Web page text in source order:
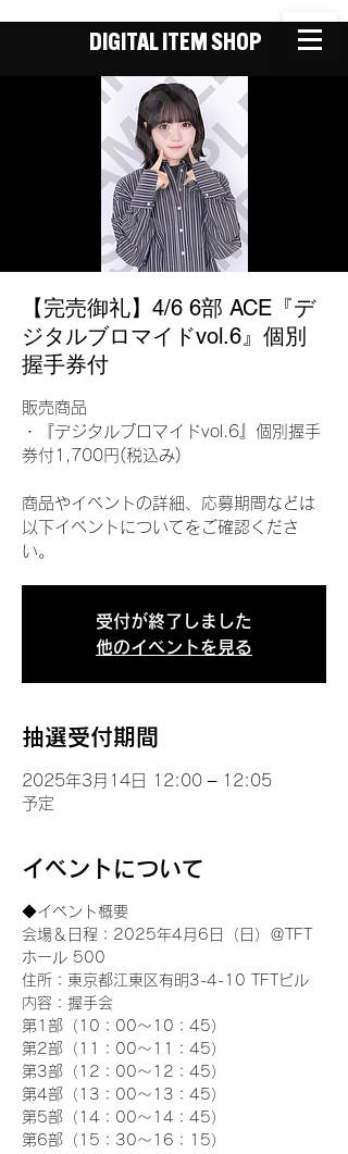
DIGITAL ITEM SHOP
【完売御礼】4/6 6部 ACE『デ
ジタルブロマイドvol.6』個別
握手券付
販売商品
・『デジタルブロマイドvol.6』個別握手
券付1,700円(税込み)
商品やイベントの詳細、応募期間などは
以下イベントについてをご確認くださ
い。
受付が終了しました
他のイベントを見る
抽選受付期間
2025年3月14日 12:00 – 12:05
予定
イベントについて
◆イベント概要
会場＆日程：2025年4月6日（日）＠TFT
ホール 500
住所：東京都江東区有明3-4-10 TFTビル
内容：握手会
第1部（10：00～10：45）
第2部（11：00～11：45）
第3部（12：00～12：45）
第4部（13：00～13：45）
第5部（14：00～14：45）
第6部（15：30～16：15）